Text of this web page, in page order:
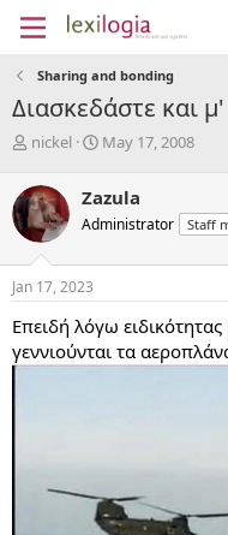
Sharing and bonding
Διασκεδάστε και
T
r
e
a
d
s
t
r
t
nickel
S
r
t
a
May 17, 2008
Zazula
Administrator Staff
Jan 17, 2023
Επειδή λόγω
γεννιούνται τα